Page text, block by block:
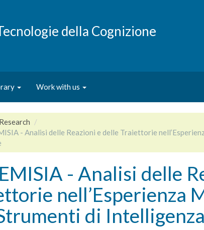
della Cognizione
Work with us
Research
- Analisi delle Reazioni e delle Traiettorie
- Analisi delle
nell’Esperienza
di